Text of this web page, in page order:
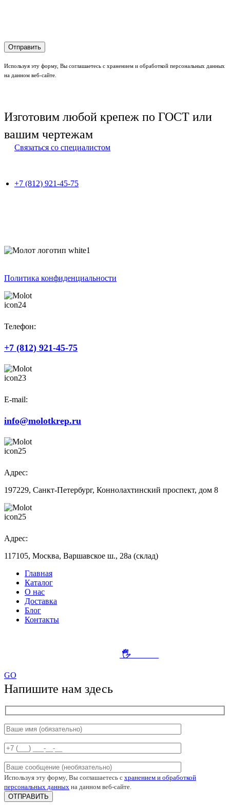
Используя эту форму, Вы соглашаетесь с хранением и обработкой персональных данных
на данном веб-сайте.
Изготовим любой крепеж по ГОСТ или
вашим чертежам
Связаться со специалистом
+7 (812) 921-45-75
Политика конфиденциальности
Телефон:
+7 (812) 921-45-75
E-mail:
info@molotkrep.ru
Адрес:
197229, Санкт-Петербург, Коннолахтинский проспект, дом 8
Адрес:
117105, Москва, Варшавское ш., 28а (склад)
Главная
Каталог
О нас
Доставка
Блог
Контакты
🖐SEO-HI
GO
Напишите нам здесь
Используя эту форму, Вы соглашаетесь с хранением и обработкой
персональных данных на данном веб-сайте.